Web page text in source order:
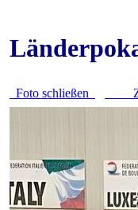
Foto schließen